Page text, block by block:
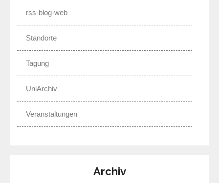
rss-blog-web
Standorte
Tagung
UniArchiv
Veranstaltungen
Archiv